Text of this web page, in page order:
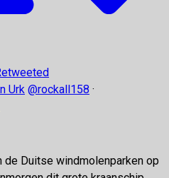
Urk @rockall158 ·
Duitse windmolenparken op